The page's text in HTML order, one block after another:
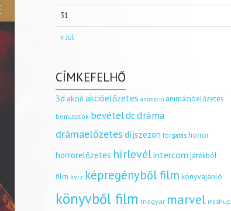
« Júl
31
CÍMKEFELHŐ
3d akció akcióelőzetes animáció animációelőzetes
bemutatók bevételdcdráma
drámaelőzetes díjszezon forgatás horror
horrorelőzetes hírlevélintercom játékból
film kvíz képregényből film könyvajánló
könyvből film magyar marvel mashup